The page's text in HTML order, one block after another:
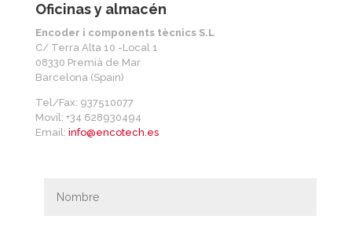
Oficinas y almacén
Encoder i components tècnics S.L
C/ Terra Alta 10 -Local 1
08330 Premià de Mar
Barcelona (Spain)
Tel/Fax: 937510077
Movil: +34 628930494
Email: info@encotech.es